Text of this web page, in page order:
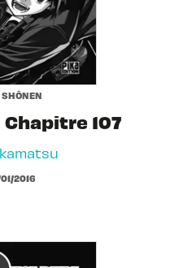
107
2016